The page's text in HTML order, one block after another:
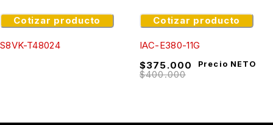
Cotizar producto
S8VK-T48024
Cotizar producto
IAC-E380-11G
$400.000
$375.000 Precio NETO